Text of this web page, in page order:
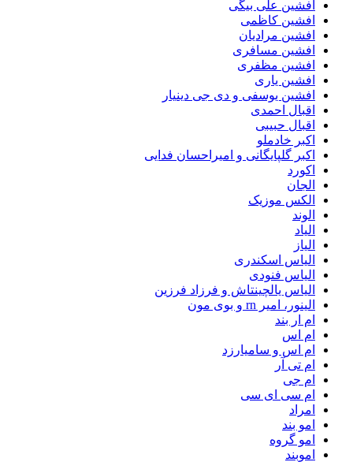
افشین علی بیگی
افشین کاظمی
افشین مرادیان
افشین مسافری
افشین مظفری
افشین یاری
افشین یوسفی و دی جی دینیار
اقبال احمدی
اقبال حبیبی
اکبر خادملو
اکبر گلپایگانی و امیراحسان فدایی
اکورد
الجان
الکس موزیک
الوند
الیاد
الیاز
الیاس اسکندری
الیاس فنودی
الیاس یالچینتاش و فرزاد فرزین
الینور، امیر rn و بوی مون
ام‌ ار بند
ام اس
ام اس و سامیارزد
ام تی آر
ام جی
ام سی ای سی
امراد
امو بند
امو گروه
اموبند